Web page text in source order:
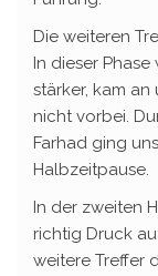
Die weiteren
In dieser
stärker, kam
nicht vorbei.
Farhad ging
Halbzeitpause.
In der zweiten
richtig Druck
weitere Treffer